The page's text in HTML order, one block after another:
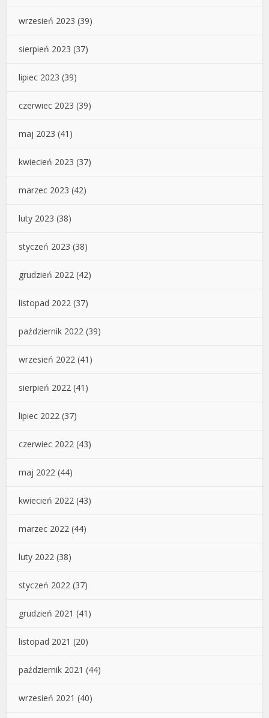
wrzesień 2023 (39)
sierpień 2023 (37)
lipiec 2023 (39)
czerwiec 2023 (39)
maj 2023 (41)
kwiecień 2023 (37)
marzec 2023 (42)
luty 2023 (38)
styczeń 2023 (38)
grudzień 2022 (42)
listopad 2022 (37)
październik 2022 (39)
wrzesień 2022 (41)
sierpień 2022 (41)
lipiec 2022 (37)
czerwiec 2022 (43)
maj 2022 (44)
kwiecień 2022 (43)
marzec 2022 (44)
luty 2022 (38)
styczeń 2022 (37)
grudzień 2021 (41)
listopad 2021 (20)
październik 2021 (44)
wrzesień 2021 (40)